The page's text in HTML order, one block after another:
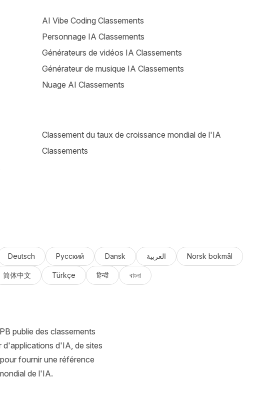
AI Vibe Coding Classements
Personnage IA Classements
Générateurs de vidéos IA Classements
Générateur de musique IA Classements
Nuage AI Classements
Classement du taux de croissance mondial de l'IA
Classements
Deutsch Русский Dansk العربية Norsk bokmål
简体中文 Türkçe हिन्दी বাংলা
publie des classements
d'applications d'IA, de sites
fournir une référence
de l'IA.